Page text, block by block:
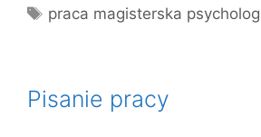
Tagi
praca magisterska
Pisanie pracy